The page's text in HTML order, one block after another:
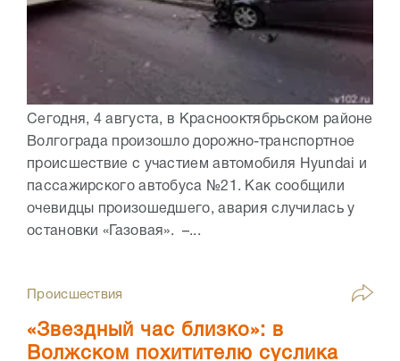
Сегодня, 4 августа, в Краснооктябрьском районе
Волгограда произошло дорожно-транспортное
происшествие с участием автомобиля Hyundai и
пассажирского автобуса №21. Как сообщили
очевидцы произошедшего, авария случилась у
остановки «Газовая». –...
Происшествия
«Звездный час близко»: в
Волжском похитителю суслика